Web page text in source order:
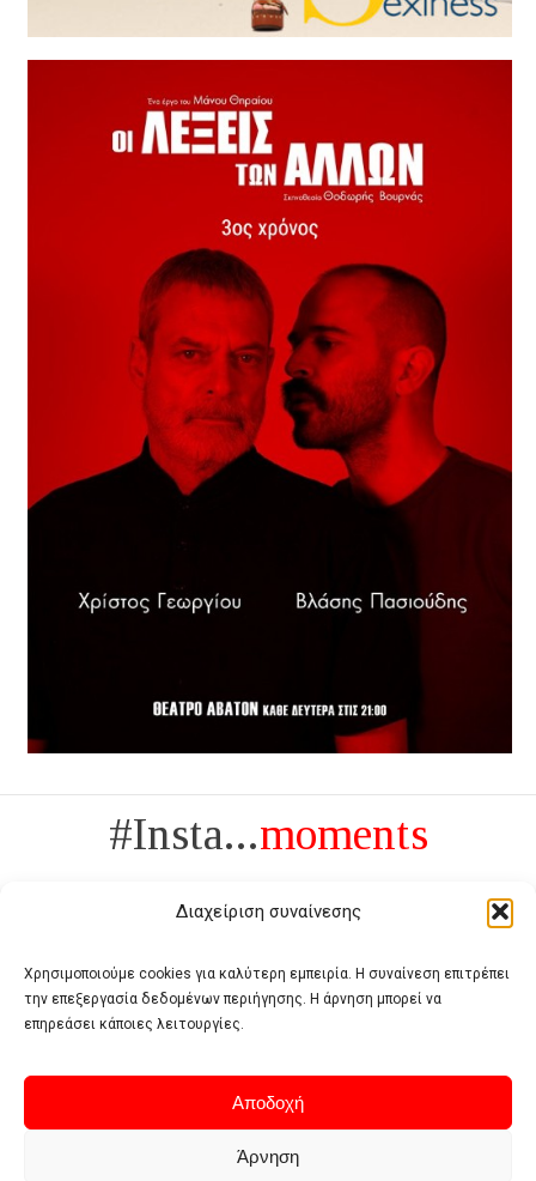
Διαχείριση συναίνεσης
Χρησιμοποιούμε cookies για καλύτερη εμπειρία. Η συναίνεση επιτρέπει
την επεξεργασία δεδομένων περιήγησης. Η άρνηση μπορεί να
επηρεάσει κάποιες λειτουργίες.
Αποδοχή
Άρνηση
#Insta...moments
Πολυτέλεια δεν είναι το αντίθετο της ανέχειας, είναι το αντίθετο της